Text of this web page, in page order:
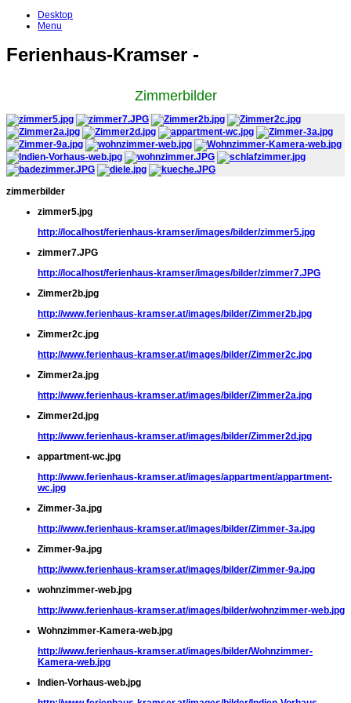
Desktop
Menu
Ferienhaus-Kramser -
Zimmerbilder
zimmerbilder
zimmer5.jpg
http://localhost/ferienhaus-kramser/images/bilder/zimmer5.jpg
zimmer7.JPG
http://localhost/ferienhaus-kramser/images/bilder/zimmer7.JPG
Zimmer2b.jpg
http://www.ferienhaus-kramser.at/images/bilder/Zimmer2b.jpg
Zimmer2c.jpg
http://www.ferienhaus-kramser.at/images/bilder/Zimmer2c.jpg
Zimmer2a.jpg
http://www.ferienhaus-kramser.at/images/bilder/Zimmer2a.jpg
Zimmer2d.jpg
http://www.ferienhaus-kramser.at/images/bilder/Zimmer2d.jpg
appartment-wc.jpg
http://www.ferienhaus-kramser.at/images/appartment/appartment-
wc.jpg
Zimmer-3a.jpg
http://www.ferienhaus-kramser.at/images/bilder/Zimmer-3a.jpg
Zimmer-9a.jpg
http://www.ferienhaus-kramser.at/images/bilder/Zimmer-9a.jpg
wohnzimmer-web.jpg
http://www.ferienhaus-kramser.at/images/bilder/wohnzimmer-web.jpg
Wohnzimmer-Kamera-web.jpg
http://www.ferienhaus-kramser.at/images/bilder/Wohnzimmer-
Kamera-web.jpg
Indien-Vorhaus-web.jpg